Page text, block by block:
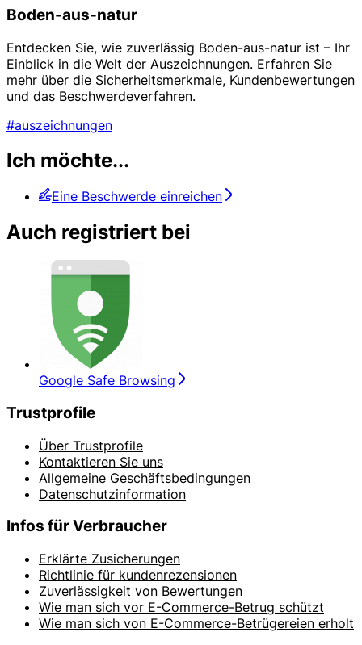
Boden-aus-natur
Entdecken Sie, wie zuverlässig Boden-aus-natur ist – Ihr
Einblick in die Welt der Auszeichnungen. Erfahren Sie
mehr über die Sicherheitsmerkmale, Kundenbewertungen
und das Beschwerdeverfahren.
#auszeichnungen
Ich möchte...
Eine Beschwerde einreichen
Auch registriert bei
Google Safe Browsing
Trustprofile
Über Trustprofile
Kontaktieren Sie uns
Allgemeine Geschäftsbedingungen
Datenschutzinformation
Infos für Verbraucher
Erklärte Zusicherungen
Richtlinie für kundenrezensionen
Zuverlässigkeit von Bewertungen
Wie man sich vor E-Commerce-Betrug schützt
Wie man sich von E-Commerce-Betrügereien erholt